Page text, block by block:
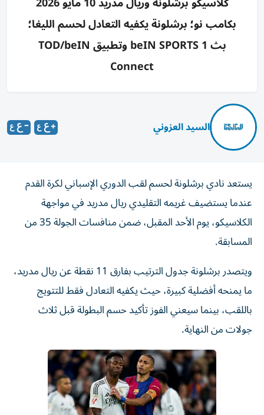
بكامب نو؛ برشلونة يكفيه التعادل لحسم الليغا؛
بث beIN SPORTS 1 وتطبيق TOD/beIN
Connect
السيد العزوني
يستعد نادي برشلونة لحسم لقب الدوري الإسباني لكرة القدم
عندما يستضيف غريمه التقليدي ريال مدريد في مواجهة
الكلاسيكو، يوم الأحد المقبل، ضمن منافسات الجولة 35 من
المسابقة.
ويتصدر برشلونة جدول الترتيب بفارق 11 نقطة عن ريال مدريد،
ما يمنحه أفضلية كبيرة، حيث يكفيه التعادل فقط للتتويج
باللقب، بينما سيعني الفوز تأكيد حسم البطولة قبل ثلاث
جولات من النهاية.